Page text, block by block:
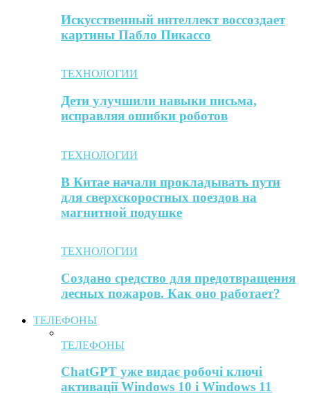
Искусственный интеллект воссоздает
картины Пабло Пикассо
ТЕХНОЛОГИИ
Дети улучшили навыки письма,
исправляя ошибки роботов
ТЕХНОЛОГИИ
В Китае начали прокладывать пути
для сверхскоростных поездов на
магнитной подушке
ТЕХНОЛОГИИ
Создано средство для предотвращения
лесных пожаров. Как оно работает?
ТЕЛЕФОНЫ
ТЕЛЕФОНЫ
ChatGPT уже видає робочі ключі
активації Windows 10 і Windows 11